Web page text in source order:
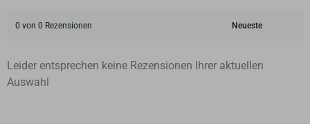
0 von 0 Rezensionen
Leider entsprechen keine Rezensionen Ihrer aktuellen
Auswahl